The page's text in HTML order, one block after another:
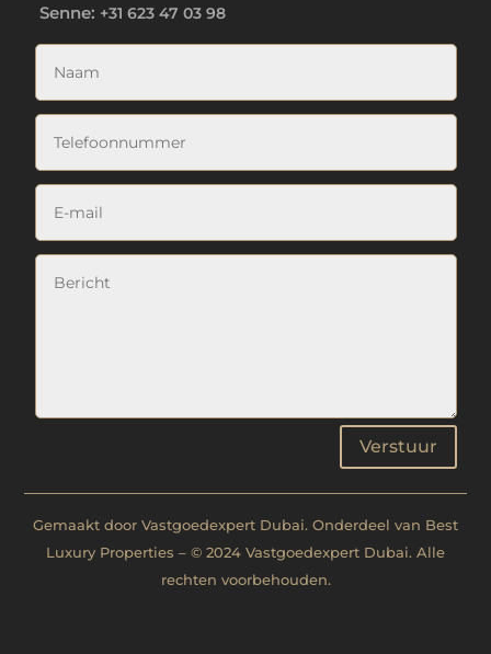
Senne: +31 623 47 03 98
Verstuur
Gemaakt door Vastgoedexpert Dubai. Onderdeel van Best
Luxury Properties – © 2024 Vastgoedexpert Dubai. Alle
rechten voorbehouden.